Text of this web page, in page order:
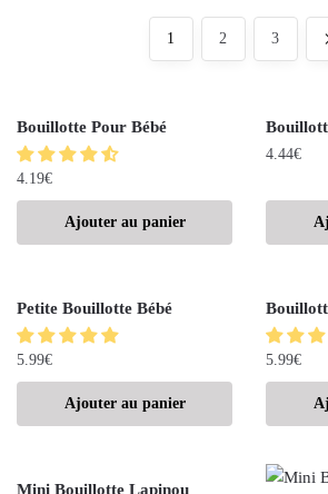
1 2 3
Bouillotte Pour Bébé
4.19€
Ajouter au panier
4.44€
Petite Bouillotte Bébé
5.99€
Ajouter au panier
5.99€
Mini Bouillotte Lapinou